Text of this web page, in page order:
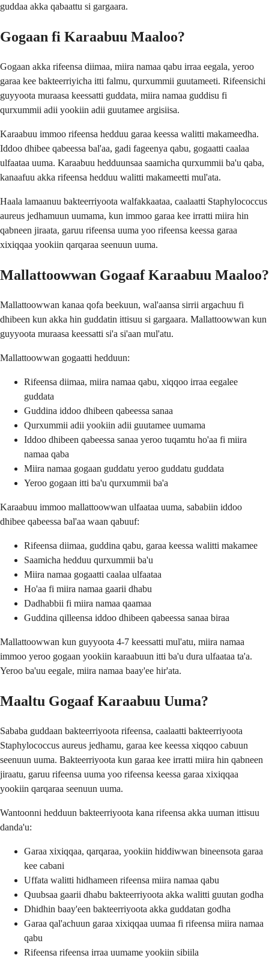
guddaa akka qabaattu si gargaara.
Gogaan fi Karaabuu Maaloo?
Gogaan akka rifeensa diimaa, miira namaa qabu irraa eegala, yeroo
garaa kee bakteerriyicha itti falmu, qurxummii guutameeti. Rifeensichi
guyyoota muraasa keessatti guddata, miira namaa guddisu fi
qurxummii adii yookiin adii guutamee argisiisa.
Karaabuu immoo rifeensa hedduu garaa keessa walitti makameedha.
Iddoo dhibee qabeessa bal'aa, gadi fageenya qabu, gogaatti caalaa
ulfaataa uuma. Karaabuu hedduunsaa saamicha qurxummii ba'u qaba,
kanaafuu akka rifeensa hedduu walitti makameetti mul'ata.
Haala lamaanuu bakteerriyoota walfakkaataa, caalaatti Staphylococcus
aureus jedhamuun uumama, kun immoo garaa kee irratti miira hin
qabneen jiraata, garuu rifeensa uuma yoo rifeensa keessa garaa
xixiqqaa yookiin qarqaraa seenuun uuma.
Mallattoowwan Gogaaf Karaabuu Maaloo?
Mallattoowwan kanaa qofa beekuun, wal'aansa sirrii argachuu fi
dhibeen kun akka hin guddatin ittisuu si gargaara. Mallattoowwan kun
guyyoota muraasa keessatti si'a si'aan mul'atu.
Mallattoowwan gogaatti hedduun:
Rifeensa diimaa, miira namaa qabu, xiqqoo irraa eegalee
guddata
Guddina iddoo dhibeen qabeessa sanaa
Qurxummii adii yookiin adii guutamee uumama
Iddoo dhibeen qabeessa sanaa yeroo tuqamtu ho'aa fi miira
namaa qaba
Miira namaa gogaan guddatu yeroo guddatu guddata
Yeroo gogaan itti ba'u qurxummii ba'a
Karaabuu immoo mallattoowwan ulfaataa uuma, sababiin iddoo
dhibee qabeessa bal'aa waan qabuuf:
Rifeensa diimaa, guddina qabu, garaa keessa walitti makamee
Saamicha hedduu qurxummii ba'u
Miira namaa gogaatti caalaa ulfaataa
Ho'aa fi miira namaa gaarii dhabu
Dadhabbii fi miira namaa qaamaa
Guddina qilleensa iddoo dhibeen qabeessa sanaa biraa
Mallattoowwan kun guyyoota 4-7 keessatti mul'atu, miira namaa
immoo yeroo gogaan yookiin karaabuun itti ba'u dura ulfaataa ta'a.
Yeroo ba'uu eegale, miira namaa baay'ee hir'ata.
Maaltu Gogaaf Karaabuu Uuma?
Sababa guddaan bakteerriyoota rifeensa, caalaatti bakteerriyoota
Staphylococcus aureus jedhamu, garaa kee keessa xiqqoo cabuun
seenuun uuma. Bakteerriyoota kun garaa kee irratti miira hin qabneen
jiraatu, garuu rifeensa uuma yoo rifeensa keessa garaa xixiqqaa
yookiin qarqaraa seenuun uuma.
Wantoonni hedduun bakteerriyoota kana rifeensa akka uuman ittisuu
danda'u:
Garaa xixiqqaa, qarqaraa, yookiin hiddiwwan bineensota garaa
kee cabani
Uffata walitti hidhameen rifeensa miira namaa qabu
Quubsaa gaarii dhabu bakteerriyoota akka walitti guutan godha
Dhidhin baay'een bakteerriyoota akka guddatan godha
Garaa qal'achuun garaa xixiqqaa uumaa fi rifeensa miira namaa
qabu
Rifeensa rifeensa irraa uumame yookiin sibiila